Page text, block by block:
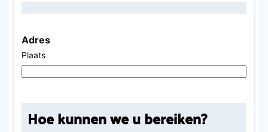
Adres
Plaats
Hoe kunnen we u bereiken?